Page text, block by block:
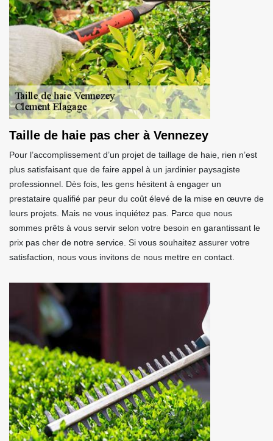
Taille de haie pas cher à Vennezey
Pour l’accomplissement d’un projet de taillage de haie, rien n’est
plus satisfaisant que de faire appel à un jardinier paysagiste
professionnel. Dès fois, les gens hésitent à engager un
prestataire qualifié par peur du coût élevé de la mise en œuvre de
leurs projets. Mais ne vous inquiétez pas. Parce que nous
sommes prêts à vous servir selon votre besoin en garantissant le
prix pas cher de notre service. Si vous souhaitez assurer votre
satisfaction, nous vous invitons de nous mettre en contact.